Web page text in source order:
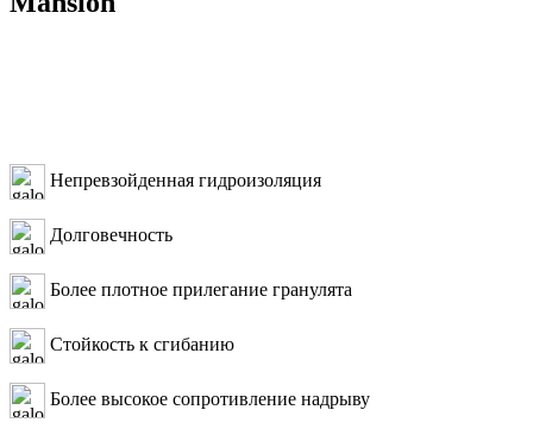
Непревзойденная гидроизоляция
Долговечность
Более плотное прилегание гранулята
Стойкость к сгибанию
Более высокое сопротивление надрыву